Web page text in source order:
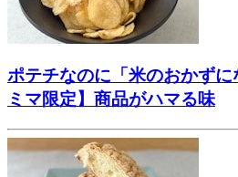
ポテチなのに「米のおかず
ミマ限定】商品がハマる味